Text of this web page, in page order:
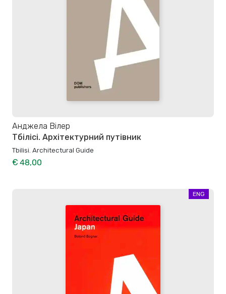
Анджела Вілер
Тбілісі. Архітектурний путівник
Tbilisi. Architectural Guide
€ 48,00
ENG